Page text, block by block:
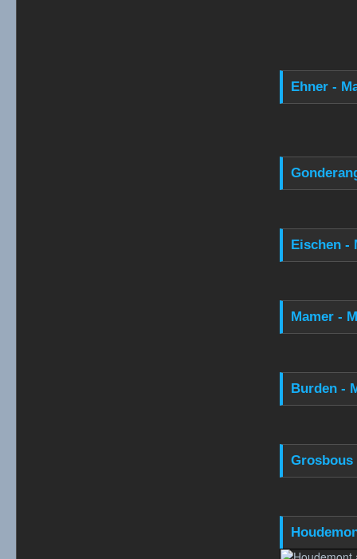
Ehner -
Eischen -
Mamer -
Burden -
Grosbous